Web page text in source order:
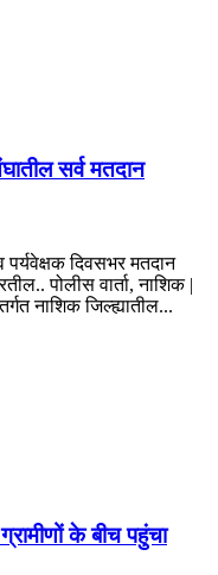
सर्व मतदान
दिवसभर मतदान
पोलीस वार्ता, नाशिक |
नाशिक जिल्ह्यातील...
के बीच पहुंचा